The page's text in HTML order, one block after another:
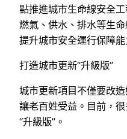
點推進城市生命線安全
燃氣、供水、排水等生
提升城市安全運行保障能
打造城市更新“升級版”
城市更新項目不僅要改
讓老百姓受益。目前，
“升級版”。